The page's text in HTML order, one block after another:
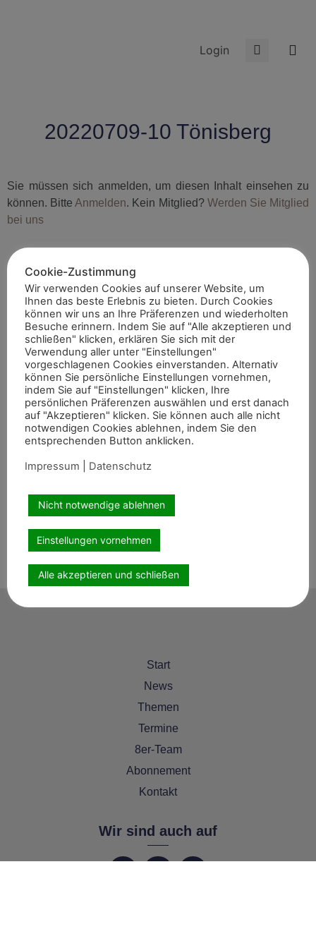
Login
20220709-10 Tönisberg
Sie müssen sich anmelden, um diesen Inhalt einsehen zu
können. BitteAnmelden. Kein Mitglied? Werden Sie Mitglied
bei uns
Start
News
Themen
Termine
8er-Team
Abonnement
Kontakt
Wir sind auch auf
Cookie-Zustimmung
Wir verwenden Cookies auf unserer Website, um
Ihnen das beste Erlebnis zu bieten. Durch Cookies
können wir uns an Ihre Präferenzen und wiederholten
Besuche erinnern. Indem Sie auf "Alle akzeptieren und
schließen" klicken, erklären Sie sich mit der
Verwendung aller unter "Einstellungen"
vorgeschlagenen Cookies einverstanden. Alternativ
können Sie persönliche Einstellungen vornehmen,
indem Sie auf "Einstellungen" klicken, Ihre
persönlichen Präferenzen auswählen und erst danach
auf "Akzeptieren" klicken. Sie können auch alle nicht
notwendigen Cookies ablehnen, indem Sie den
entsprechenden Button anklicken.
Impressum
Datenschutz
Nicht notwendige ablehnen
Einstellungen vornehmen
Alle akzeptieren und schließen